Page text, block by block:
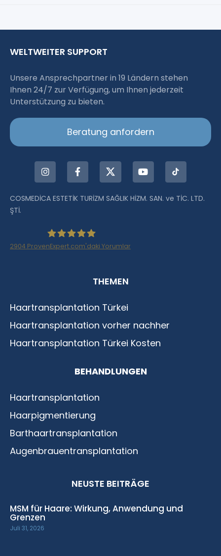
WELTWEITER SUPPORT
Unsere Ansprechpartner in 19 Ländern stehen
Ihnen 24/7 zur Verfügung, um Ihnen jederzeit
Unterstützung zu bieten.
Beratung anfordern
COSMEDİCA ESTETİK TURİZM SAĞLIK HİZM. SAN. ve TİC. LTD.
ŞTİ.
Istanbul
2904 ProvenExpert.com'daki Yorumlar
THEMEN
Haartransplantation Türkei
Haartransplantation vorher nachher
Haartransplantation Türkei Kosten
BEHANDLUNGEN
Haartransplantation
Haarpigmentierung
Barthaartransplantation
Augenbrauentransplantation
NEUSTE BEITRÄGE
MSM für Haare: Wirkung, Anwendung und
Grenzen
Juli 31, 2026